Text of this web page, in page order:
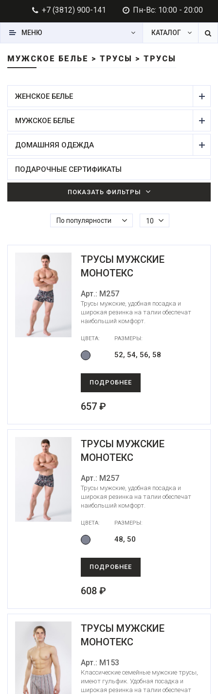
+7 (3812) 900-141 Пн-Вс: 10:00 - 20:00
КАТАЛОГ
МЕНЮ
МУЖСКОЕ БЕЛЬЕ > ТРУСЫ > ТРУСЫ
ЖЕНСКОЕ БЕЛЬЕ
МУЖСКОЕ БЕЛЬЕ
ДОМАШНЯЯ ОДЕЖДА
ПОДАРОЧНЫЕ СЕРТИФИКАТЫ
ПОКАЗАТЬ ФИЛЬТРЫ
По популярности 10
ТРУСЫ МУЖСКИЕ
МОНОТЕКС
Арт.: М257
Трусы мужские, удобная посадка и
широкая резинка на талии обеспечат
наибольший комфорт.
ЦВЕТА: РАЗМЕРЫ:
52, 54, 56, 58
ПОДРОБНЕЕ
657 ₽
ТРУСЫ МУЖСКИЕ
МОНОТЕКС
Арт.: М257
Трусы мужские, удобная посадка и
широкая резинка на талии обеспечат
наибольший комфорт.
ЦВЕТА: РАЗМЕРЫ:
48, 50
ПОДРОБНЕЕ
608 ₽
ТРУСЫ МУЖСКИЕ
МОНОТЕКС
Арт.: М153
Классические семейные мужские трусы,
имеют гульфик. Удобная посадка и
широкая резинка на талии обеспечат